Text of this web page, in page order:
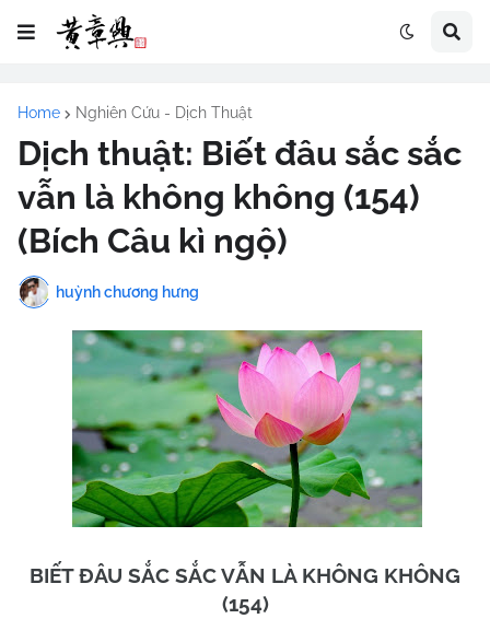
Home Nghiên Cứu - Dịch Thuật
Dịch thuật: Biết đâu sắc sắc
vẫn là không không (154)
(Bích Câu kì ngộ)
huỳnh chương hưng
BIẾT ĐÂU SẮC SẮC VẪN LÀ KHÔNG KHÔNG
(154)